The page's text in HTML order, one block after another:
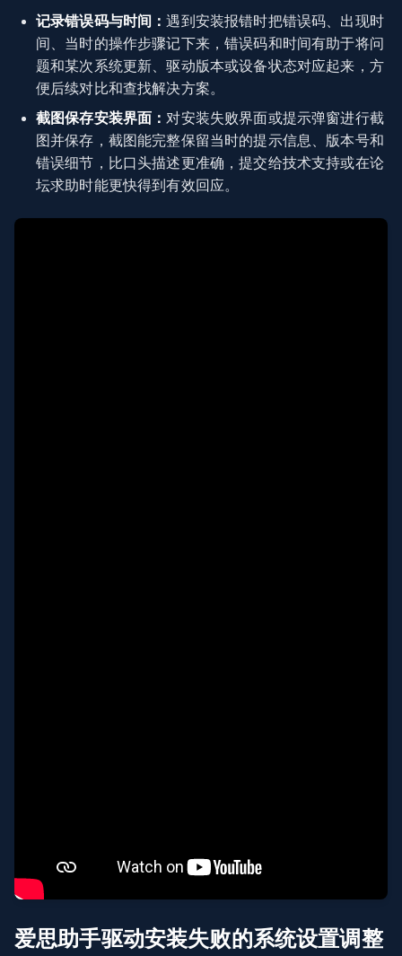
记录错误码与时间：遇到安装报错时把错误码、出现时
间、当时的操作步骤记下来，错误码和时间有助于将问
题和某次系统更新、驱动版本或设备状态对应起来，方
便后续对比和查找解决方案。
截图保存安装界面： 对安装失败界面或提示弹窗进行截
图并保存，截图能完整保留当时的提示信息、版本号和
错误细节，比口头描述更准确，提交给技术支持或在论
坛求助时能更快得到有效回应。
爱思助手驱动安装失败的系统设置调整